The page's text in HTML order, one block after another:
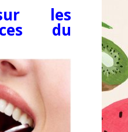
les
du